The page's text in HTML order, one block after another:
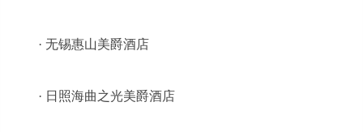
· 无锡惠山美爵酒店
· 日照海曲之光美爵酒店